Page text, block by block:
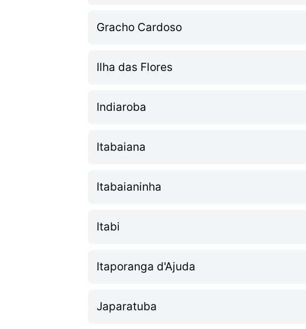
Gracho Cardoso
Ilha das Flores
Indiaroba
Itabaiana
Itabaianinha
Itabi
Itaporanga d'Ajuda
Japaratuba